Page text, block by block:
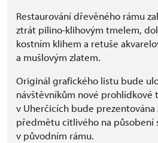
Restaurování dřevěného rámu
ztrát pilino-klihovým tmelem,
kostním klihem a retuše
a mušlovým zlatem.
Originál grafického listu bude
návštěvníkům nové prohlídkové
v Uherčicích bude
předmětu citlivého na působení
v původním rámu.